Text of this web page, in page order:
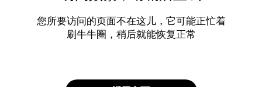
您所要访问的页面不在这儿，它可能正忙着
刷牛牛圈，稍后就能恢复正常